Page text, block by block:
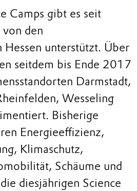
Camps gibt es seit
den
Hessen unterstützt. Über
seitdem bis Ende 2017
Darmstadt,
Wesseling
Bisherige
Energieeffizienz,
Klimaschutz,
Schäume und
diesjährigen Science